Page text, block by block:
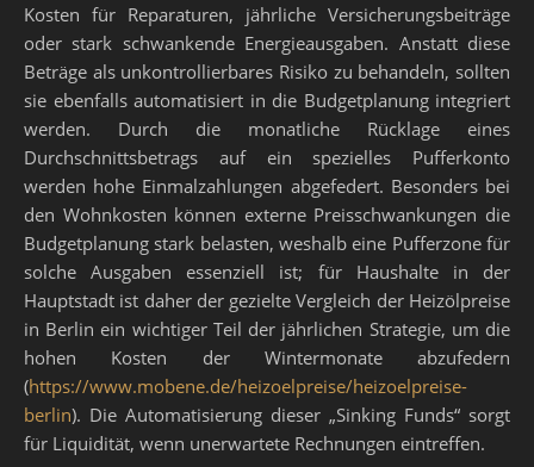
Kosten für Reparaturen, jährliche Versicherungsbeiträge
oder stark schwankende Energieausgaben. Anstatt diese
Beträge als unkontrollierbares Risiko zu behandeln, sollten
sie ebenfalls automatisiert in die Budgetplanung integriert
werden. Durch die monatliche Rücklage eines
Durchschnittsbetrags auf ein spezielles Pufferkonto
werden hohe Einmalzahlungen abgefedert. Besonders bei
den Wohnkosten können externe Preisschwankungen die
Budgetplanung stark belasten, weshalb eine Pufferzone für
solche Ausgaben essenziell ist; für Haushalte in der
Hauptstadt ist daher der gezielte Vergleich der Heizölpreise
in Berlin ein wichtiger Teil der jährlichen Strategie, um die
hohen Kosten der Wintermonate abzufedern
(https://www.mobene.de/heizoelpreise/heizoelpreise-
berlin). Die Automatisierung dieser „Sinking Funds“ sorgt
für Liquidität, wenn unerwartete Rechnungen eintreffen.